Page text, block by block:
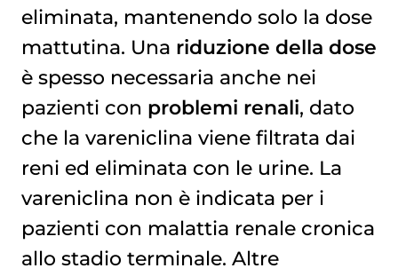
eliminata, mantenendo solo la dose
mattutina. Una riduzione della dose
è spesso necessaria anche nei
pazienti con problemi renali, dato
che la vareniclina viene filtrata dai
reni ed eliminata con le urine. La
vareniclina non è indicata per i
pazienti con malattia renale cronica
allo stadio terminale. Altre